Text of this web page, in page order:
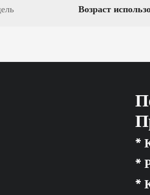
Возраст
*
*
*